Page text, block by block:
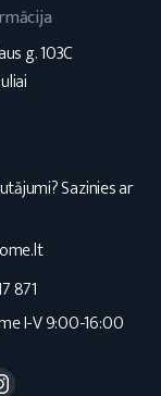
g. 103C
Sazinies ar
871
I-V 9:00-16:00